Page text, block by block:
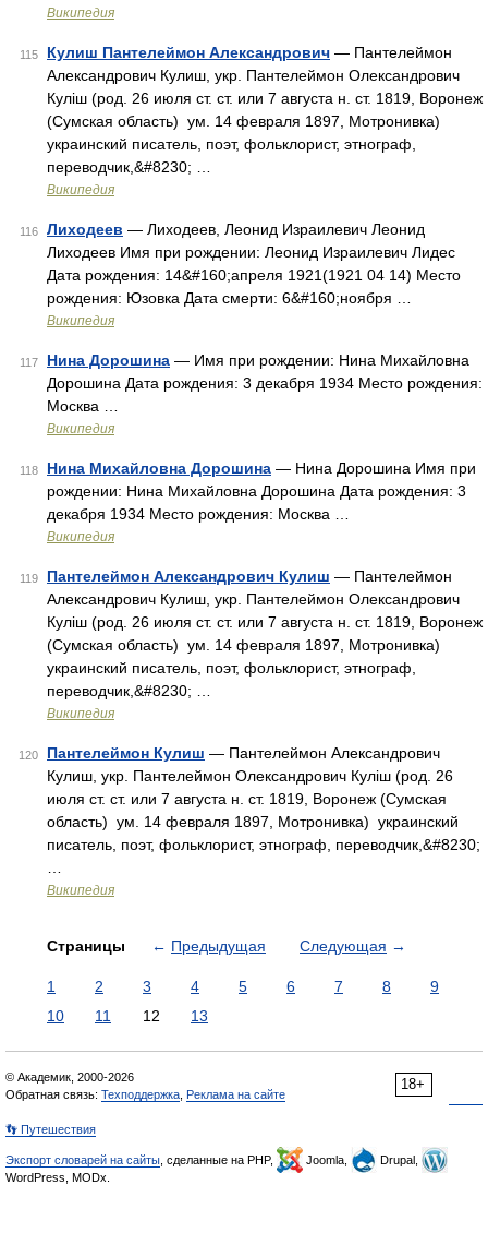
Википедия
115 Кулиш Пантелеймон Александрович — Пантелеймон
Александрович Кулиш, укр. Пантелеймон Олександрович
Куліш (род. 26 июля ст. ст. или 7 августа н. ст. 1819, Воронеж
(Сумская область) ум. 14 февраля 1897, Мотронивка)
украинский писатель, поэт, фольклорист, этнограф,
переводчик,&#8230; …
Википедия
116 Лиходеев — Лиходеев, Леонид Израилевич Леонид
Лиходеев Имя при рождении: Леонид Израилевич Лидес
Дата рождения: 14&#160;апреля 1921(1921 04 14) Место
рождения: Юзовка Дата смерти: 6&#160;ноября …
Википедия
117 Нина Дорошина — Имя при рождении: Нина Михайловна
Дорошина Дата рождения: 3 декабря 1934 Место рождения:
Москва …
Википедия
118 Нина Михайловна Дорошина — Нина Дорошина Имя при
рождении: Нина Михайловна Дорошина Дата рождения: 3
декабря 1934 Место рождения: Москва …
Википедия
119 Пантелеймон Александрович Кулиш — Пантелеймон
Александрович Кулиш, укр. Пантелеймон Олександрович
Куліш (род. 26 июля ст. ст. или 7 августа н. ст. 1819, Воронеж
(Сумская область) ум. 14 февраля 1897, Мотронивка)
украинский писатель, поэт, фольклорист, этнограф,
переводчик,&#8230; …
Википедия
120 Пантелеймон Кулиш — Пантелеймон Александрович
Кулиш, укр. Пантелеймон Олександрович Куліш (род. 26
июля ст. ст. или 7 августа н. ст. 1819, Воронеж (Сумская
область) ум. 14 февраля 1897, Мотронивка) украинский
писатель, поэт, фольклорист, этнограф, переводчик,&#8230;
Википедия
Страницы ← Предыдущая Следующая →
1 2 3 4 5 6 7 8
9
10
11 12 13
18+
© Академик, 2000-2026
Обратная связь: Техподдержка Реклама на сайте
👣 Путешествия
Экспорт словарей на сайты , сделанные на PHP, Joomla,
Drupal,
WordPress, MODx.